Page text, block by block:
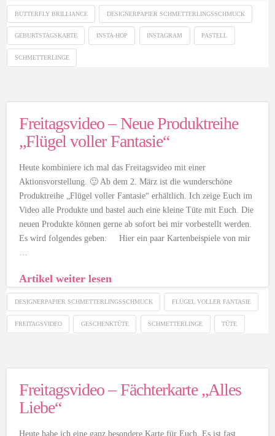
BUTTERFLY BRILLIANCE DESIGNERPAPIER SCHMETTERLINGSSCHMUCK
GEBURTSTAGSKARTE INSTA-HOP INSTAGRAM PASTELL
SCHMETTERLINGE
Freitagsvideo – Neue Produktreihe
„Flügel voller Fantasie“
Heute kombiniere ich mal das Freitagsvideo mit einer
Aktionsvorstellung. 🙂 Ab dem 2. März ist die wunderschöne
Produktreihe „Flügel voller Fantasie“ erhältlich. Ich zeige Euch im
Video alle Produkte und bastel auch eine kleine Tüte mit Euch. Die
neuen Produkte können gerne ab sofort bei mir vorbestellt werden.
Es wird folgendes geben: Hier ein paar Kartenbeispiele von mir
…
Artikel weiter lesen
DESIGNERPAPIER SCHMETTERLINGSSCHMUCK FLÜGEL VOLLER FANTASIE
FREITAGSVIDEO GESCHENKTÜTE SCHMETTERLINGE TÜTE
Freitagsvideo – Fächterkarte „Alles
Liebe“
Heute habe ich eine ganz besondere Karte für Euch. Es ist fast